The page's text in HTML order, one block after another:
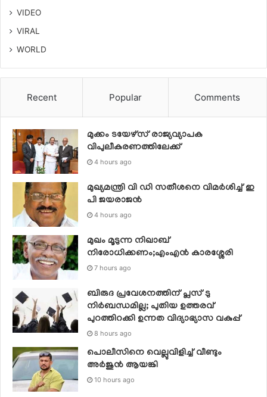
VIDEO
VIRAL
WORLD
Recent Popular Comments
മുക്കം ടയേഴ്സ് രാജ്യവ്യാപക
വിപുലീകരണത്തിലേക്ക്
4 hours ago
മുഖ്യമന്ത്രി വി ഡി സതീശനെ വിമര്‍ശിച്ച് ഇ
പി ജയരാജന്‍
4 hours ago
മുഖം മൂടുന്ന നിഖാബ്
നിരോധിക്കണം;എംഎൻ കാരശ്ശേരി
7 hours ago
ബിരുദ പ്രവേശനത്തിന് പ്ലസ് ടു
നിര്‍ബന്ധമില്ല; പുതിയ ഉത്തരവ്
പുറത്തിറക്കി ഉന്നത വിദ്യാഭ്യാസ വകുപ്പ്
8 hours ago
പൊലീസിനെ വെല്ലുവിളിച്ച് വീണ്ടും
അർജുൻ ആയങ്കി
10 hours ago